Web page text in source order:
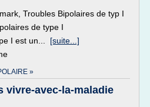
Troubles Bipolaires de typ I
de type I
I est un... [suite...]
»
vivre-avec-la-maladie